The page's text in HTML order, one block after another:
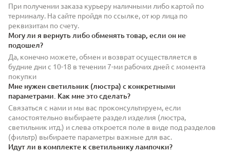
При получении заказа курьеру наличными либо картой по
терминалу. На сайте пройдя по ссылке, от юр лица по
реквизитам по счету.
Могу ли я вернуть либо обменять товар, если он не
подошел?
Да, конечно можете, обмен и возврат осуществляется в
будние дни с 10-18 в течении 7-ми рабочих дней с момента
покупки
Мне нужен светильник (люстра) с конкретными
параметрами. Как мне это сделать?
Связаться с нами и мы вас проконсультируем, если
самостоятельно выбираете раздел изделия (люстра,
светильник итд.) и слева откроется поле в виде под разделов
(фильтр) выбираете параметры важные для вас.
Идут ли в комплекте к светильнику лампочки?